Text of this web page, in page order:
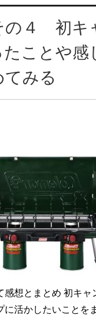
の４ 初キ
ことや感
みる
想とまとめ 初キャ
活かしたいことを